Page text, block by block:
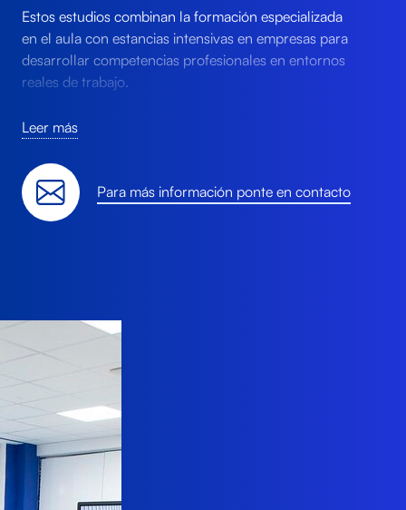
Estos estudios combinan la formación especializada
en el aula con estancias intensivas en empresas para
desarrollar competencias profesionales en entornos
reales de trabajo.
Con un diseño modular, la oferta formativa se adapta
a las necesidades de los sectores productivos e
incluye además contenidos clave como la
digitalización, la sostenibilidad, el inglés profesional o
el emprendimiento.
Leer más
Para más información ponte en contacto